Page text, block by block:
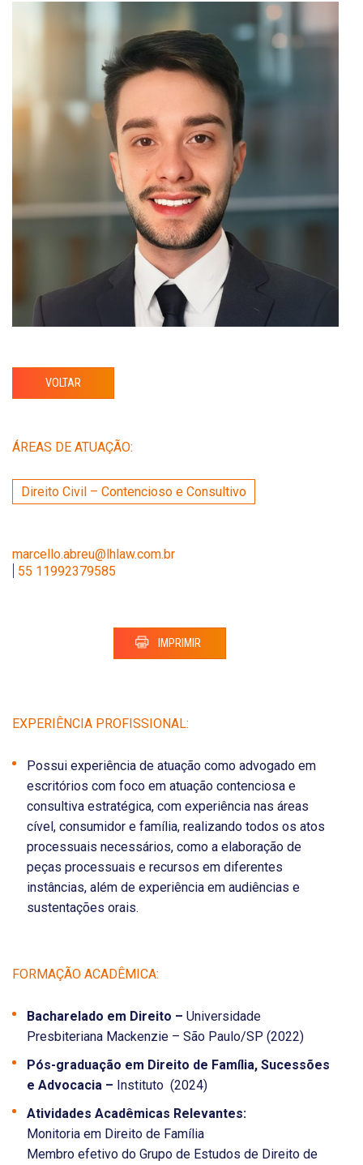
VOLTAR
ÁREAS DE ATUAÇÃO:
Direito Civil – Contencioso e Consultivo
marcello.abreu@lhlaw.com.br
55 11992379585
IMPRIMIR
EXPERIÊNCIA PROFISSIONAL:
Possui experiência de atuação como advogado em
escritórios com foco em atuação contenciosa e
consultiva estratégica, com experiência nas áreas
cível, consumidor e família, realizando todos os atos
processuais necessários, como a elaboração de
peças processuais e recursos em diferentes
instâncias, além de experiência em audiências e
sustentações orais.
FORMAÇÃO ACADÊMICA:
Bacharelado em Direito – Universidade
Presbiteriana Mackenzie – São Paulo/SP (2022)
Pós-graduação em Direito de Família, Sucessões
e Advocacia – Instituto (2024)
Atividades Acadêmicas Relevantes:
Monitoria em Direito de Família
Membro efetivo do Grupo de Estudos de Direito de